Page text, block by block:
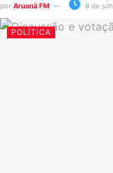
por Aruanã FM 8 de
POLÍTICA